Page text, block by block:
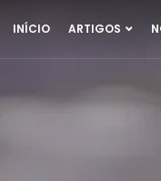
INÍCIO ARTIGOS